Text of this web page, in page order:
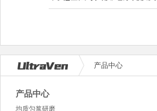
产品中心
产品中心
均质匀浆研磨